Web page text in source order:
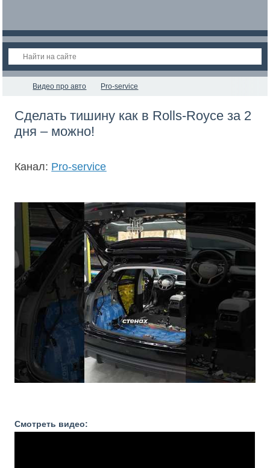
Видео про авто Pro-service
Сделать тишину как в Rolls-Royce за 2
дня – можно!
Канал: Pro-service
Смотреть видео: